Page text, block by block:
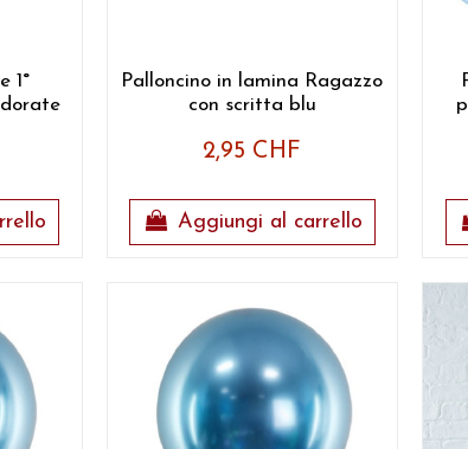
1°
Palloncino in lamina Ragazzo
con scritta blu
2,95 CHF
Aggiungi al carrello